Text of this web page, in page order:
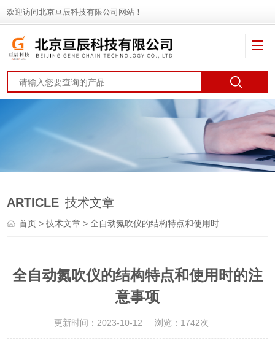
欢迎访问北京亘辰科技有限公司网站！
ARTICLE 技术文章
首页 >技术文章 > 全自动氮吹仪的结构特点和使用时的注意事项
全自动氮吹仪的结构特点和使用时的注
意事项
更新时间：2023-10-12 浏览：1742次